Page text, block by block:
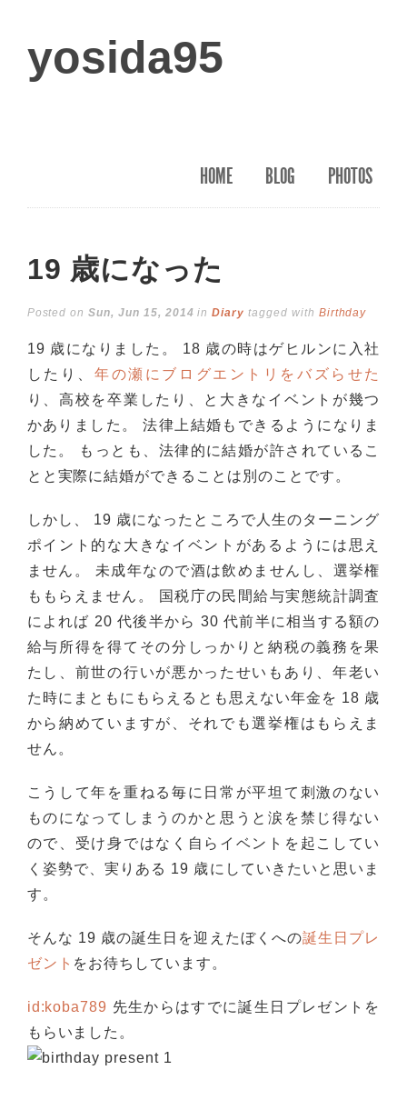
yosida95
HOME BLOG PHOTOS
19 歳になった
Posted onSun, Jun 15, 2014 inDiary tagged with Birthday
19 歳になりました。 18 歳の時はゲヒルンに入社
したり、 年の瀬にブログエントリをバズらせた
り、高校を卒業したり、と大きなイベントが幾つ
かありました。 法律上結婚もできるようになりま
した。 もっとも、法律的に結婚が許されているこ
とと実際に結婚ができることは別のことです。
しかし、 19 歳になったところで人生のターニング
ポイント的な大きなイベントがあるようには思え
ません。 未成年なので酒は飲めませんし、選挙権
ももらえません。 国税庁の民間給与実態統計調査
によれば 20 代後半から 30 代前半に相当する額の
給与所得を得てその分しっかりと納税の義務を果
たし、前世の行いが悪かったせいもあり、年老い
た時にまともにもらえるとも思えない年金を 18 歳
から納めていますが、それでも選挙権はもらえま
せん。
こうして年を重ねる毎に日常が平坦て刺激のない
ものになってしまうのかと思うと涙を禁じ得ない
ので、受け身ではなく自らイベントを起こしてい
く姿勢で、実りある 19 歳にしていきたいと思いま
す。
そんな 19 歳の誕生日を迎えたぼくへの誕生日プレ
ゼント をお待ちしています。
id:koba789 先生からはすでに誕生日プレゼントを
もらいました。